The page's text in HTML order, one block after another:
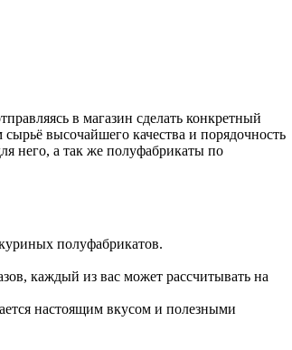
в магазин сделать конкретный
высочайшего качества и порядочность
него, а так же полуфабрикаты по
полуфабрикатов.
каждый из вас может рассчитывать на
настоящим вкусом и полезными